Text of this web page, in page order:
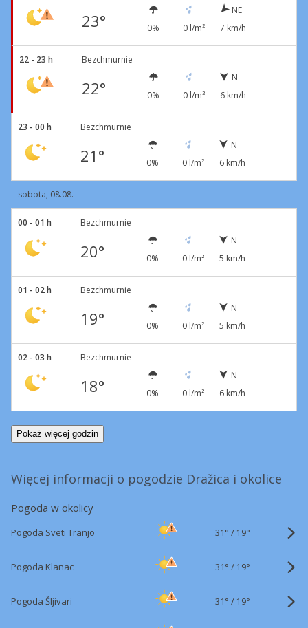
23° 0% 0 l/m²
NE
7 km/h
22 - 23 h Bezchmurnie
22° 0% 0 l/m²
N
6 km/h
23 - 00 h Bezchmurnie
21° 0% 0 l/m²
N
6 km/h
sobota, 08.08.
00 - 01 h Bezchmurnie
20° 0% 0 l/m²
N
5 km/h
01 - 02 h Bezchmurnie
19° 0% 0 l/m²
N
5 km/h
02 - 03 h Bezchmurnie
18° 0% 0 l/m²
N
6 km/h
Pokaż więcej godzin
Więcej informacji o pogodzie Dražica i okolice
Pogoda w okolicy
Pogoda Sveti Tranjo 31° / 19°
Pogoda Klanac 31° / 19°
Pogoda Šljivari 31° / 19°